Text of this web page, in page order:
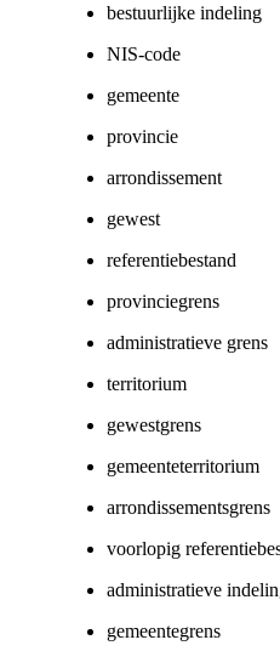
bestuurlijke indeling
NIS-code
gemeente
provincie
arrondissement
gewest
referentiebestand
provinciegrens
administratieve grens
territorium
gewestgrens
gemeenteterritorium
arrondissementsgrens
voorlopig
administratieve
gemeentegrens